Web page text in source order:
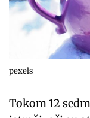
pexels
Tokom 12